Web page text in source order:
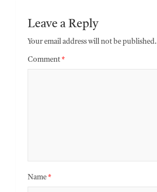
Leave a Reply
Your email address will not be published.
Comment *
Name *